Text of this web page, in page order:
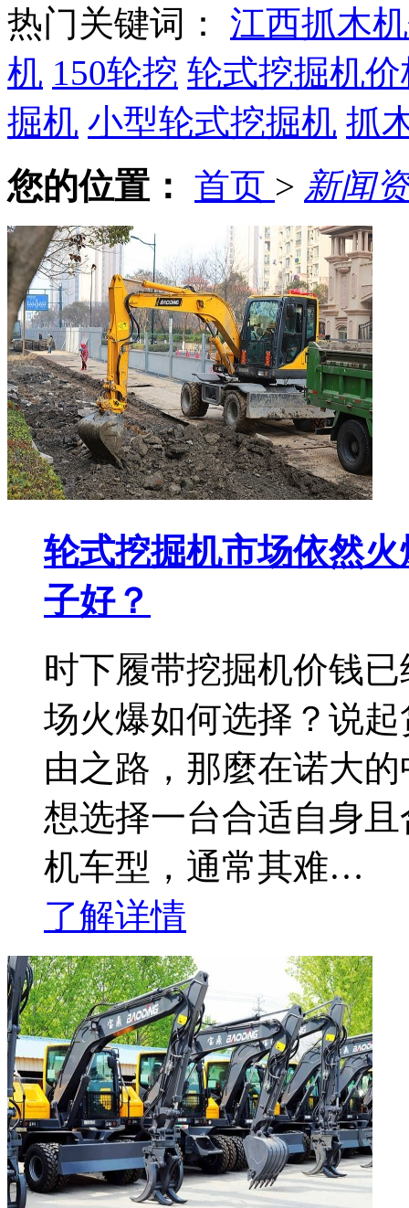
热门关键词： 江西抓木
机 150轮挖 轮式挖掘机
掘机 小型轮式挖掘机 抓
您的位置： 首页 > 新闻
轮式挖掘机市场依然
子好？
时下履带挖掘机价钱
场火爆如何选择？说
由之路，那麼在诺大
想选择一台合适自身
机车型，通常其难…
了解详情